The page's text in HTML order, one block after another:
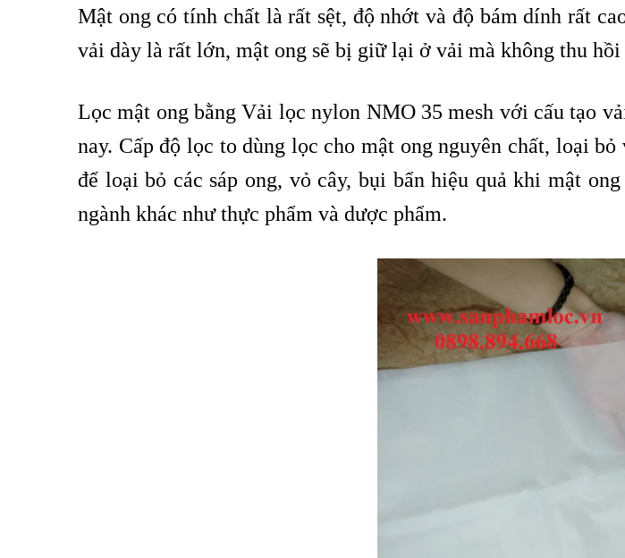
Mật ong có tính chất là rất sệt, độ nhớt và độ bám dính rất
vải dày là rất lớn, mật ong sẽ bị giữ lại ở vải mà không thu
Lọc mật ong bằng Vải lọc nylon NMO 35 mesh với cấu tạo
nay. Cấp độ lọc to dùng lọc cho mật ong nguyên chất, loại
để loại bỏ các sáp ong, vỏ cây, bụi bẩn hiệu quả khi mật
ngành khác như thực phẩm và dược phẩm.